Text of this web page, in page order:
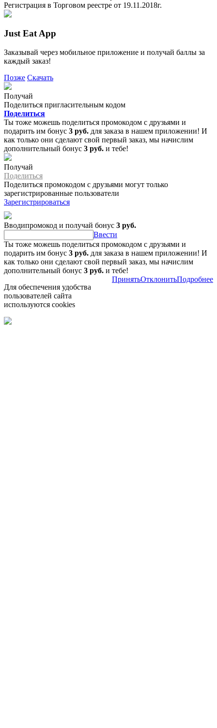
Регистрация в Торговом реестре от 19.11.2018г.
Just Eat App
Заказывай через мобильное приложение и получай баллы за
каждый заказ!
Позже Скачать
Получай
Поделиться пригласительным кодом
Поделиться
Ты тоже можешь поделиться промокодом с друзьями и
подарить им бонус 3 руб. для заказа в нашем приложении! И
как только они сделают свой первый заказ, мы начислим
дополнительный бонус 3 руб. и тебе!
Получай
Поделиться
Поделиться промокодом с друзьями могут только
зарегистрированные пользователи
Зарегистрироваться
Вводипромокод и получай бонус 3 руб.
Ввести
Ты тоже можешь поделиться промокодом с друзьями и
подарить им бонус 3 руб. для заказа в нашем приложении! И
как только они сделают свой первый заказ, мы начислим
дополнительный бонус 3 руб. и тебе!
Для обеспечения удобства
пользователей сайта
используются cookies
ПринятьОтклонитьПодробнее